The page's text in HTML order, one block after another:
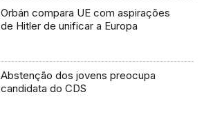
Orbán compara UE com aspirações
de Hitler de unificar a Europa
Abstenção dos jovens preocupa
candidata do CDS